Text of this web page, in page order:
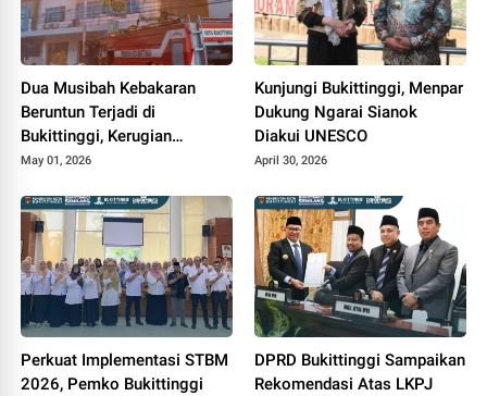
Dua Musibah Kebakaran
Beruntun Terjadi di
Bukittinggi, Kerugian
Ditaksir Miliaran
May 01, 2026
Kunjungi Bukittinggi, Menpar
Dukung Ngarai Sianok
Diakui UNESCO
April 30, 2026
Perkuat Implementasi STBM
2026, Pemko Bukittinggi
DPRD Bukittinggi Sampaikan
Rekomendasi Atas LKPJ